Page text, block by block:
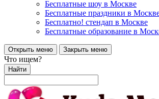
Бесплатные шоу в Москве
Бесплатные праздники в
Бесплатно! стендап в Москве
Бесплатные образование в
Открыть меню Закрыть меню
Что ищем?
Найти